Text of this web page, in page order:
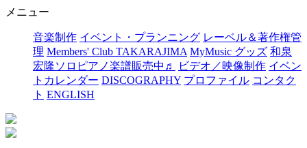
メニュー
音楽制作 イベント・プランニング レーベル＆著作権管
理 Members' Club TAKARAJIMA MyMusic グッズ 和泉
宏隆ソロピアノ楽譜販売中♬
ビデオ／映像制作 イベン
トカレンダー DISCOGRAPHY プロファイル コンタク
ト ENGLISH